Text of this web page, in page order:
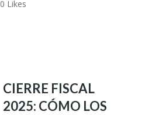
0 Likes
CIERRE FISCAL
2025: CÓMO LOS